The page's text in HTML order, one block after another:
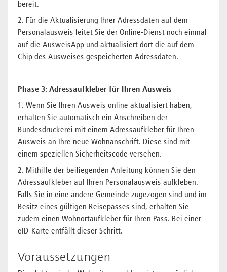
bereit.
2. Für die Aktualisierung Ihrer Adressdaten auf dem
Personalausweis leitet Sie der Online-Dienst noch einmal
auf die AusweisApp und aktualisiert dort die auf dem
Chip des Ausweises gespeicherten Adressdaten.​
Phase 3: Adressaufkleber für Ihren Ausweis
1. Wenn Sie Ihren Ausweis online aktualisiert haben,
erhalten Sie automatisch ein Anschreiben der
Bundesdruckerei mit einem Adressaufkleber für Ihren
Ausweis an Ihre neue Wohnanschrift.​ Diese sind mit
einem speziellen Sicherheitscode versehen.
2. Mithilfe der beiliegenden Anleitung können Sie den
Adressaufkleber auf Ihren Personalausweis aufkleben.
Falls Sie in eine andere Gemeinde zugezogen sind und im
Besitz eines gültigen Reisepasses sind, erhalten Sie
zudem einen Wohnortaufkleber für Ihren Pass. Bei einer
eID-Karte entfällt dieser Schritt. ​
Voraussetzungen